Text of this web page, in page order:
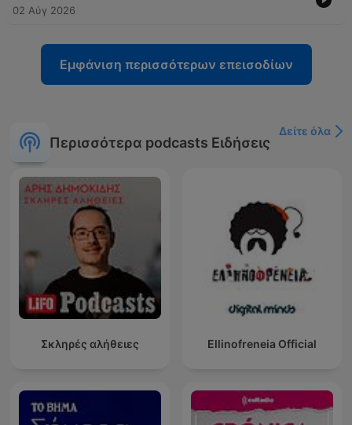
02 Αύγ 2026
Εμφάνιση περισσότερων επεισοδίων
Περισσότερα podcasts Ειδήσεις
Δείτε όλα
Σκληρές αλήθειες Ellinofreneia Official